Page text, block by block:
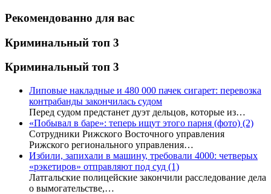
Рекомендованно для вас
Криминальный топ 3
Криминальный топ 3
Липовые накладные и 480 000 пачек сигарет: перевозка
контрабанды закончилась судом
Перед судом предстанет дуэт дельцов, которые из…
«Побывал в баре»: теперь ищут этого парня (фото) (2)
Сотрудники Рижского Восточного управления
Рижского регионального управления…
Избили, запихали в машину, требовали 4000: четверых
«рэкетиров» отправляют под суд (1)
Латгальские полицейские закончили расследование дела
о вымогательстве,…